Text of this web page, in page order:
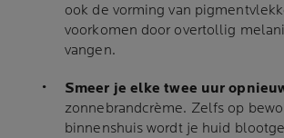
ook de vorming van
voorkomen door overtollig
vangen.
Smeer je elke twee uur
zonnebrandcrème. Zelfs op
binnenshuis wordt je huid